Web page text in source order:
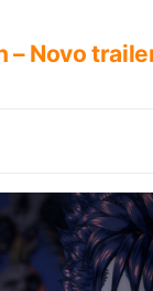
– Novo